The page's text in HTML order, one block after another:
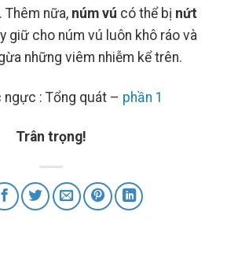
Thêm nữa, núm vú có thể bị nứt
giữ cho núm vú luôn khô ráo và
những viêm nhiễm kể trên.
ngực : Tổng quát – phần 1
Trân trọng!